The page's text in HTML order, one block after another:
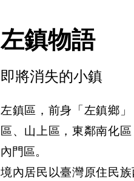
左鎮物語
即將消失的小鎮
左鎮區，前身「左鎮鄉
區、山上區，東鄰南化
內門區。
境內居民以臺灣原住民